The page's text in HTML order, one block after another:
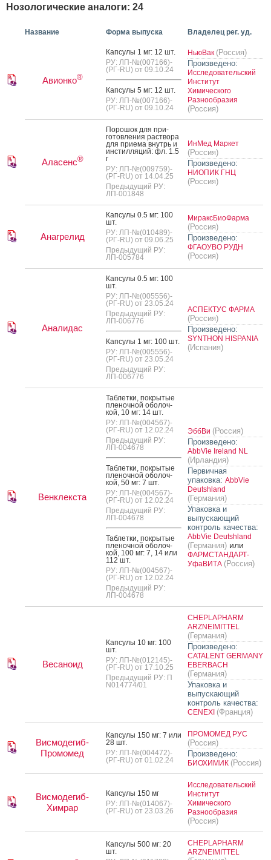
Нозологические аналоги: 24
Название Форма выпуска Владелец рег. уд.
Авионко®
Кап­су­лы 1 мг: 12 шт.
РУ: ЛП-№(007166)-
(РГ-RU) от 09.10.24
Кап­су­лы 5 мг: 12 шт.
РУ: ЛП-№(007166)-
(РГ-RU) от 09.10.24
НьюВак (Россия)
Произведено:
Исследовательский
Институт
Химического
Разнообразия
(Россия)
Аласенс®
По­рошок для при­
готов­ле­ния рас­тво­ра
для при­ема внутрь и
ин­стил­ля­ций: фл. 1.5
г
РУ: ЛП-№(009759)-
(РГ-RU) от 14.04.25
Предыдущий РУ:
ЛП-001848
ИнМед Маркет
(Россия)
Произведено:
НИОПИК ГНЦ
(Россия)
Анагрелид
Кап­су­лы 0.5 мг: 100
шт.
РУ: ЛП-№(010489)-
(РГ-RU) от 09.06.25
Предыдущий РУ:
ЛП-005784
МираксБиоФарма
(Россия)
Произведено:
ФГАОУВО РУДН
(Россия)
Аналидас
Кап­су­лы 0.5 мг: 100
шт.
РУ: ЛП-№(005556)-
(РГ-RU) от 23.05.24
Предыдущий РУ:
ЛП-006776
Кап­су­лы 1 мг: 100 шт.
РУ: ЛП-№(005556)-
(РГ-RU) от 23.05.24
Предыдущий РУ:
ЛП-006776
АСПЕКТУС ФАРМА
(Россия)
Произведено:
SYNTHON HISPANIA
(Испания)
Венклекста
Таб­летки, пок­ры­тые
пле­ноч­ной обо­лоч­
кой, 10 мг: 14 шт.
РУ: ЛП-№(004567)-
(РГ-RU) от 12.02.24
Предыдущий РУ:
ЛП-004678
Таб­летки, пок­ры­тые
пле­ноч­ной обо­лоч­
кой, 50 мг: 7 шт.
РУ: ЛП-№(004567)-
(РГ-RU) от 12.02.24
Предыдущий РУ:
ЛП-004678
Таб­летки, пок­ры­тые
пле­ноч­ной обо­лоч­
кой, 100 мг: 7, 14 или
112 шт.
РУ: ЛП-№(004567)-
(РГ-RU) от 12.02.24
Предыдущий РУ:
ЛП-004678
ЭббВи (Россия)
Произведено:
AbbVie Ireland NL
(Ирландия)
Первичная
упаковка: AbbVie
Deutshland
(Германия)
Упаковка и
выпускающий
контроль качества:
AbbVie Deutshland
(Германия) или
ФАРМСТАНДАРТ-
УфаВИТА (Россия)
Весаноид
Кап­су­лы 10 мг: 100
шт.
РУ: ЛП-№(012145)-
(РГ-RU) от 17.10.25
Предыдущий РУ: П
N014774/01
CHEPLAPHARM
ARZNEIMITTEL
(Германия)
Произведено:
CATALENT GERMANY
EBERBACH
(Германия)
Упаковка и
выпускающий
контроль качества:
CENEXI (Франция)
Висмодегиб-
Промомед
Кап­су­лы 150 мг: 7 или
28 шт.
РУ: ЛП-№(004472)-
(РГ-RU) от 01.02.24
ПРОМОМЕД РУС
(Россия)
Произведено:
БИОХИМИК (Россия)
Висмодегиб-
Химрар
Кап­су­лы 150 мг
РУ: ЛП-№(014067)-
(РГ-RU) от 23.03.26
Исследовательский
Институт
Химического
Разнообразия
(Россия)
Кап­су­лы 500 мг: 20
шт.
CHEPLAPHARM
ARZNEIMITTEL